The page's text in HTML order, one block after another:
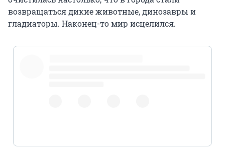
возвращаться дикие животные, динозавры и
гладиаторы. Наконец-то мир исцелился.